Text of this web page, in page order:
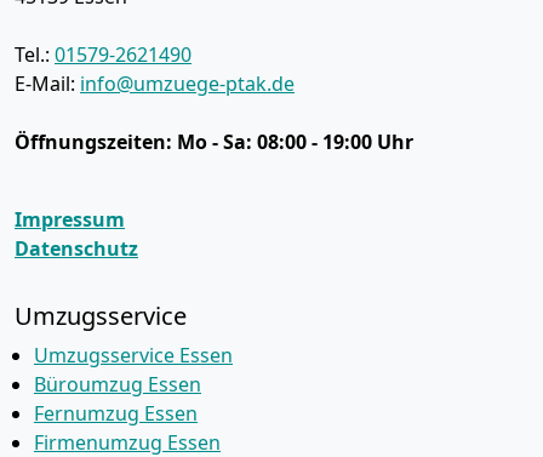
Tel.: 01579-2621490
E-Mail: info@umzuege-ptak.de
Öffnungszeiten: Mo - Sa: 08:00 - 19:00 Uhr
Impressum
Datenschutz
Umzugsservice
Umzugsservice Essen
Büroumzug Essen
Fernumzug Essen
Firmenumzug Essen